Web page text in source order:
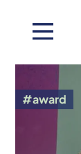
gaan award